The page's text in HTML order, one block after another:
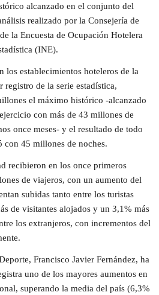
alcanzado en el conjunto del
realizado por la Consejería de
la Encuesta de Ocupación Hotelera
(INE).
los establecimientos hoteleros de la
de la serie estadística,
el máximo histórico -alcanzado
con más de 43 millones de
once meses- y el resultado de todo
con 45 millones de noches.
recibieron en los once primeros
de viajeros, con un aumento del
subidas tanto entre los turistas
de visitantes alojados y un 3,1% más
los extranjeros, con incrementos del
Francisco Javier Fernández, ha
uno de los mayores aumentos en
superando la media del país (6,3%